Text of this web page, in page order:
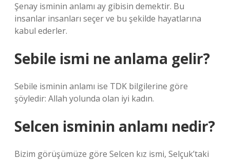
Şenay isminin anlamı ay gibisin demektir. Bu
insanlar insanları seçer ve bu şekilde hayatlarına
kabul ederler.
Sebile ismi ne anlama gelir?
Sebile isminin anlamı ise TDK bilgilerine göre
şöyledir: Allah yolunda olan iyi kadın.
Selcen isminin anlamı nedir?
Bizim görüşümüze göre Selcen kız ismi, Selçuk’taki